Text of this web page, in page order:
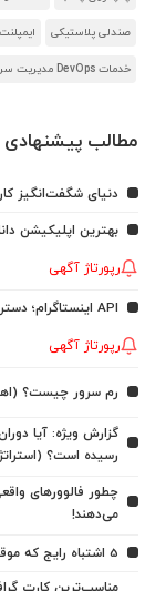
صندلی پلاستیکی
خدمات DevOps مدیریت سرور
مطالب پیشنهادی
دنیای شگفت‌انگیز
بهترین اپلیکیشن
رپورتاژ آگهی
API اینستاگرام؛ دسترسی آسان، سریع و بدون محدودیت به اطلاعات اینستاگرام
رپورتاژ آگهی
رم سرور چیست؟
گزارش ویژه: آیا
رسیده است؟
چطور فالوورهای
می‌دهند!
5 اشتباه رایج که موقع خرید ساعت هوشمند طرح اپل واچ نباید انجام بدید!